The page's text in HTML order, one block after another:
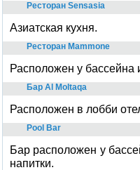
Ресторан Sensasia
Азиатская кухня.
Ресторан Mammone
Расположен у бассейна
Бар Al Moltaqa
Расположен в лобби
Pool Bar
Бар расположен у
напитки.